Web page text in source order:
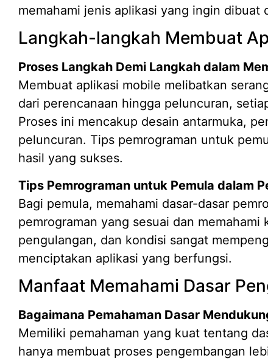
memahami jenis aplikasi yang ingin dibuat
Langkah-langkah Membuat
Proses Langkah Demi Langkah dalam
Membuat aplikasi mobile melibatkan
dari perencanaan hingga peluncuran,
Proses ini mencakup desain antarmuka,
peluncuran. Tips pemrograman untuk
hasil yang sukses.
Tips Pemrograman untuk Pemula dalam
Bagi pemula, memahami dasar-dasar
pemrograman yang sesuai dan
pengulangan, dan kondisi sangat
menciptakan aplikasi yang berfungsi.
Manfaat Memahami Dasar
Bagaimana Pemahaman Dasar
Memiliki pemahaman yang kuat tentang
hanya membuat proses pengembangan